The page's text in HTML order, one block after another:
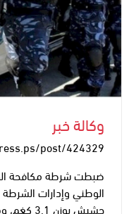
وكالة خبر
post/424329
ضبطت شرطة مكافحة